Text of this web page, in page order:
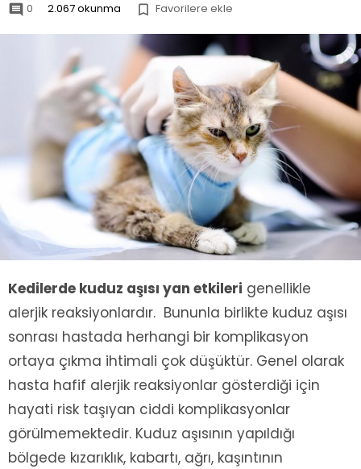
 0 2.067 okunma  Favorilere ekle
Kedilerde kuduz aşısı yan etkileri genellikle
alerjik reaksiyonlardır. Bununla birlikte kuduz aşısı
sonrası hastada herhangi bir komplikasyon
ortaya çıkma ihtimali çok düşüktür. Genel olarak
hasta hafif alerjik reaksiyonlar gösterdiği için
hayati risk taşıyan ciddi komplikasyonlar
görülmemektedir. Kuduz aşısının yapıldığı
bölgede kızarıklık, kabartı, ağrı, kaşıntının